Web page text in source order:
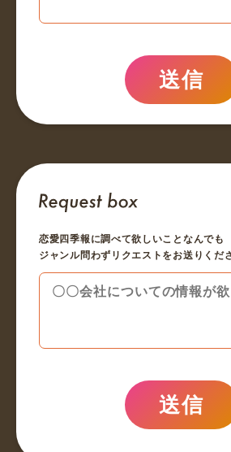
送信
恋愛四季報に調べて欲しいことなんでも
ジャンル問わずリクエストをお送りくだ
送信